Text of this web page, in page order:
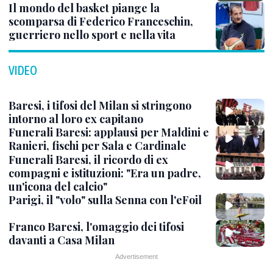
Il mondo del basket piange la
scomparsa di Federico Franceschin,
guerriero nello sport e nella vita
VIDEO
Baresi, i tifosi del Milan si stringono
intorno al loro ex capitano
Funerali Baresi: applausi per Maldini e
Ranieri, fischi per Sala e Cardinale
Funerali Baresi, il ricordo di ex
compagni e istituzioni: "Era un padre,
un'icona del calcio"
Parigi, il "volo" sulla Senna con l'eFoil
Franco Baresi, l'omaggio dei tifosi
davanti a Casa Milan